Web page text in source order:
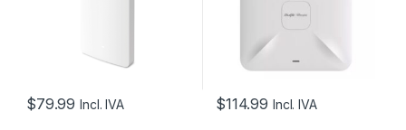
$79.99 Incl. IVA $114.99 Incl. IVA